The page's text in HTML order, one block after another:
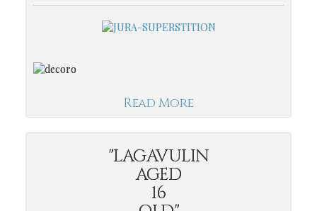
Read More
"LAGAVULIN
AGED
16